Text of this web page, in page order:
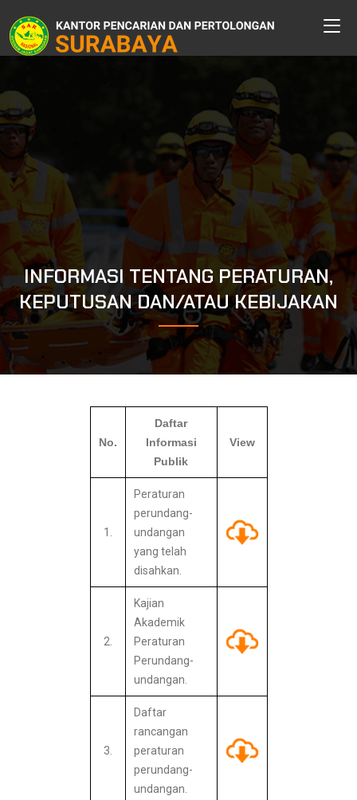
INFORMASI TENTANG PERATURAN,
KEPUTUSAN DAN/ATAU KEBIJAKAN
No.
Daftar
Informasi
Publik
View
1.
Peraturan
perundang-
undangan
yang telah
disahkan.
2.
Kajian
Akademik
Peraturan
Perundang-
undangan.
3.
Daftar
rancangan
peraturan
perundang-
undangan.